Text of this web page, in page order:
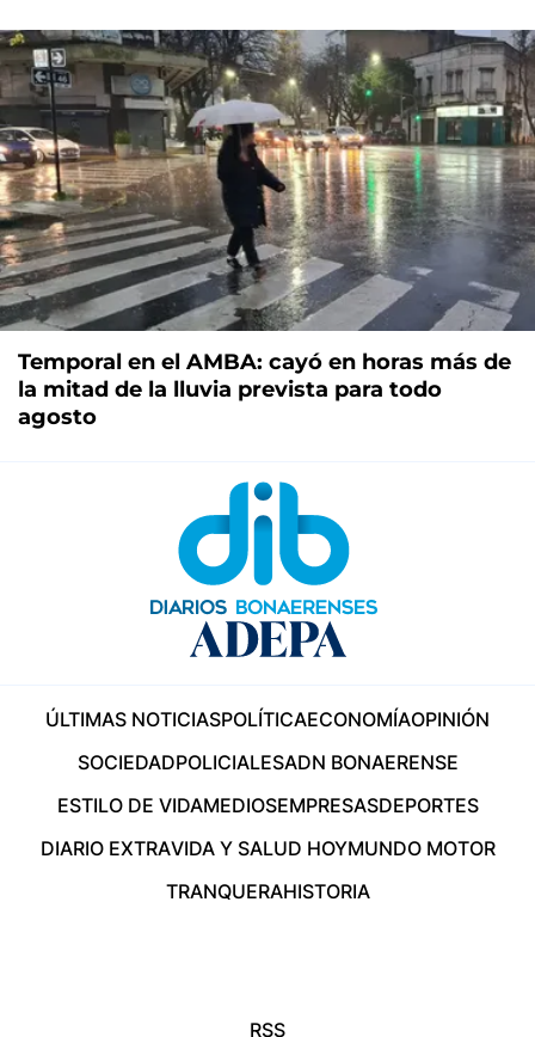
Temporal en el AMBA: cayó en horas más de
la mitad de la lluvia prevista para todo
agosto
ÚLTIMAS NOTICIASPOLÍTICAECONOMÍAOPINIÓN
SOCIEDADPOLICIALESADN BONAERENSE
ESTILO DE VIDAMEDIOSEMPRESASDEPORTES
DIARIO EXTRAVIDA Y SALUD HOYMUNDO MOTOR
TRANQUERAHISTORIA
RSS